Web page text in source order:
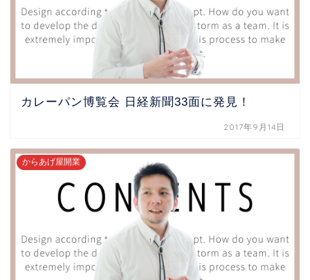
カレーパン博覧会 日経新聞33面に発見！
2017年9月14日
からあげ屋開業